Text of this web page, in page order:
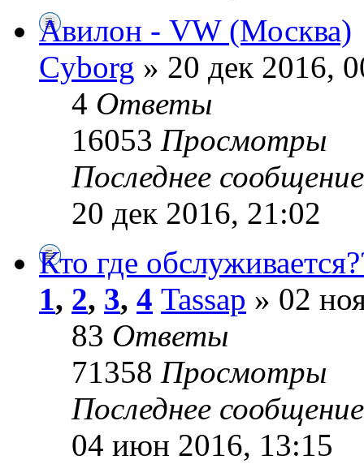
Авилон - VW (Москва)
Cyborg » 20 дек 2016,
4 Ответы
16053 Просмотры
Последнее
20 дек 2016, 21:02
Кто где
1, 2, 3, 4 Tassap » 02
83 Ответы
71358 Просмотры
Последнее
04 июн 2016, 13:15